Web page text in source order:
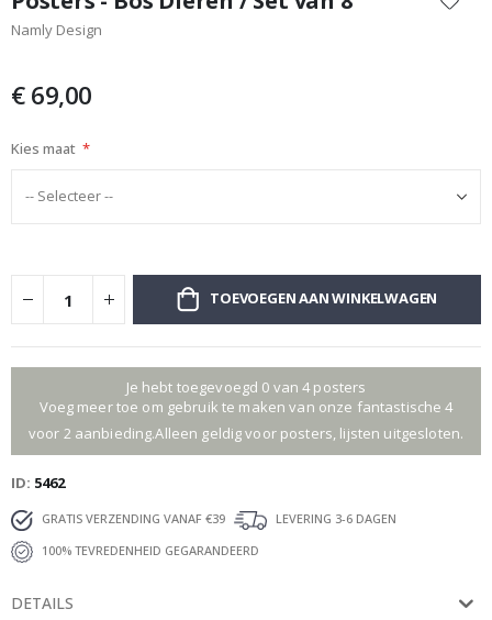
het
begin
afbeeldingen-
Namly Design
€ 69,00
Kies maat
TOEVOEGEN AAN WINKELWAGEN
Je hebt toegevoegd 0 van 4 posters
Voeg meer toe om gebruik te maken van onze fantastische 4
voor 2 aanbieding.Alleen geldig voor posters, lijsten uitgesloten.
ID 5462
GRATIS VERZENDING VANAF €39
LEVERING 3-6 DAGEN
100% TEVREDENHEID GEGARANDEERD
DETAILS